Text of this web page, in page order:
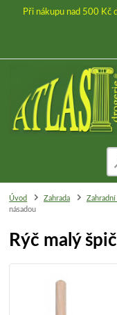
Při nákupu nad 500 Kč
Úvod Zahrada
násadou
Rýč malý